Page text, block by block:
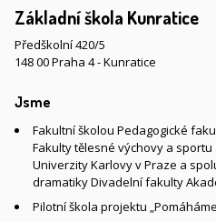
Základní škola Kunratice
Předškolní 420/5
148 00 Praha 4 - Kunratice
Jsme
Fakultní školou Pedagogické
Fakulty tělesné výchovy a
Univerzity Karlovy v Praze a
dramatiky Divadelní fakulty
Pilotní škola projektu